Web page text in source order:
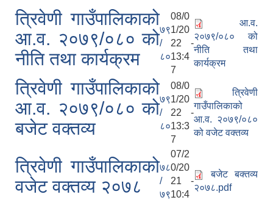
त्रिवेणी गाउँपालिकाको
आ.व. २०७९/०८० को
नीति तथा कार्यक्रम
७९
/
८०
08/0
1/20
22 -
13:4
7
आ.व.
२०७९/०८० को
नीति तथा
कार्यक्रम
त्रिवेणी गाउँपालिकाको
आ.व. २०७९/०८० को
बजेट वक्तव्य
७९
/
८०
08/0
1/20
22 -
13:3
7
त्रिवेणी
गाउँपालिकाको
आ.व. २०७९/०८०
को वजेट वक्तव्य
त्रिवेणी गाउँपालिकाको
वजेट वक्तव्य २०७८
७८
/
७९
07/2
0/20
21 -
10:4
बजेट बक्तव्य
२०७८.pdf